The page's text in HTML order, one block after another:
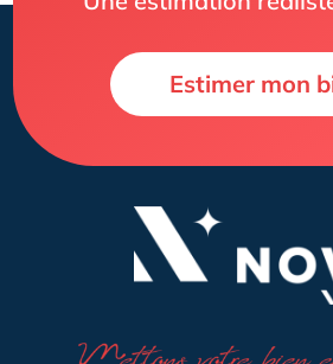
Estimer mon